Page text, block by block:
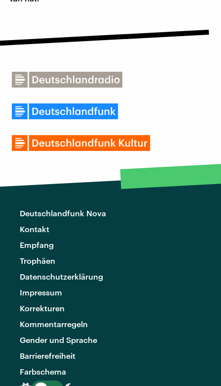
Deutschlandfunk Nova
Kontakt
Empfang
Trophäen
Datenschutzerklärung
Impressum
Korrekturen
Kommentarregeln
Gender und Sprache
Barrierefreiheit
Farbschema